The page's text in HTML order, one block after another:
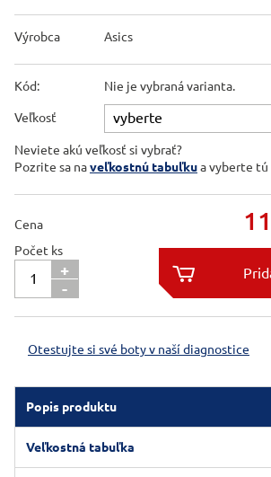
Výrobca Asics
Kód: Nie je vybraná varianta.
Veľkosť
Neviete akú veľkosť si vybrať?
Pozrite sa naveľkostnú tabuľkua vyberte tú
Cena
Počet ks
+
-


Otestujte si své boty v naší diagnostice
Popis produktu
Veľkostná tabuľka